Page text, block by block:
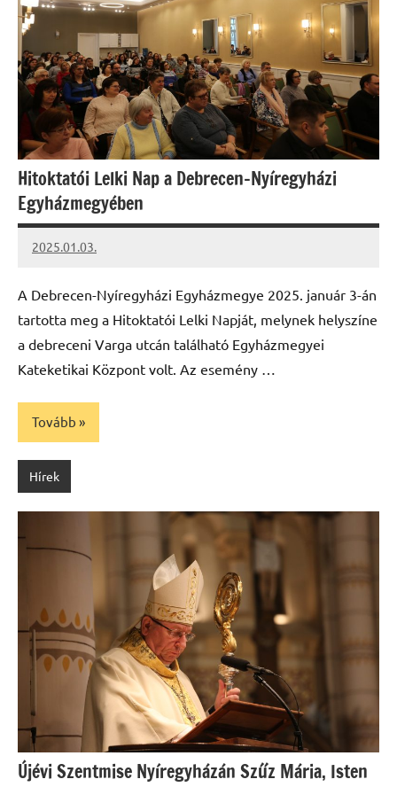
Hitoktatói Lelki Nap a Debrecen-Nyíregyházi
Egyházmegyében
2025.01.03.
kovacs.agi
A Debrecen-Nyíregyházi Egyházmegye 2025. január 3-án
tartotta meg a Hitoktatói Lelki Napját, melynek helyszíne
a debreceni Varga utcán található Egyházmegyei
Kateketikai Központ volt. Az esemény …
Tovább
Hírek
Újévi Szentmise Nyíregyházán Szűz Mária, Isten